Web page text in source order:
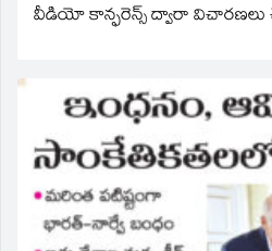
వీడియో కాన్ఫరెన్స్ ద్వారా విచారణలు